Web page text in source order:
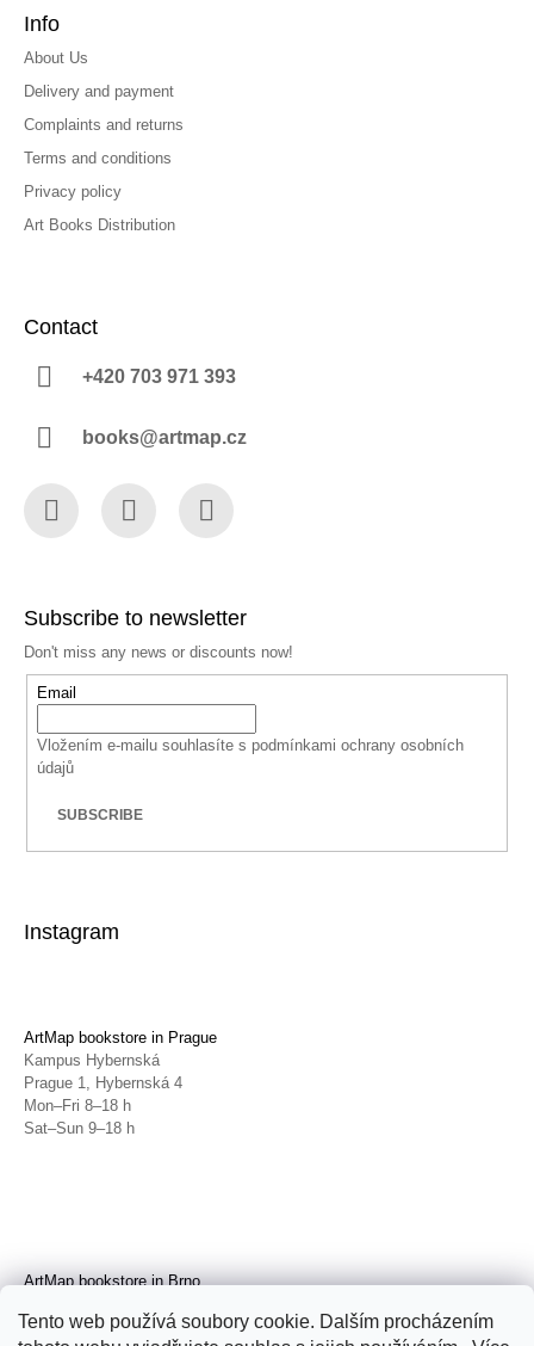
Tento web používá soubory cookie. Dalším procházením
Info
About Us
Delivery and payment
Complaints and returns
Terms and conditions
Privacy policy
Art Books Distribution
Contact
+420 703 971 393
books@artmap.cz
Subscribe to newsletter
Don't miss any news or discounts now!
Email
Vložením e-mailu souhlasíte s podmínkami ochrany osobních
údajů
SUBSCRIBE
Instagram
ArtMap bookstore in Prague
Kampus Hybernská
Prague 1, Hybernská 4
Mon–Fri 8–18 h
Sat–Sun 9–18 h
ArtMap bookstore in Brno
Brno, Radnická 4